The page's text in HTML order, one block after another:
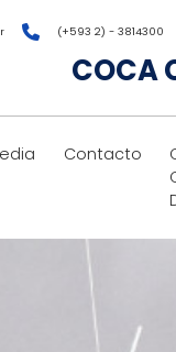
(+593 2) - 3814300
COCA
Contacto